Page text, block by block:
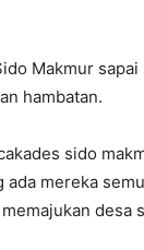
Makmur
hambatan.
sido
mereka
desa